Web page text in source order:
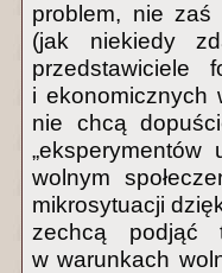
problem, nie zaś
(jak niekiedy
przedstawiciele
i ekonomicznych
nie chcą
„eksperymentów
wolnym
mikrosytuacji
zechcą podjąć
w warunkach